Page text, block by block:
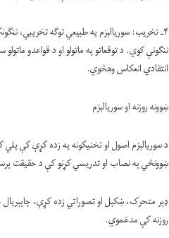
۴ـ تخریب: سوریالېزم په طبیعي توګه تخریبي،
ننګونې کوي. د توقعاتو په ماتولو او د قواعدو
انتقادي انعکاس وهڅوي.
ښوونه روزنه او سوریالېزم
د سوریالېزم اصول او تخنیکونه په زده کړې کې
ښوونځي په نصاب او تدریسي کړنو کې د حقیقت
ډېر متحرک، ښکېل او تصوراتي زده کړې،
روزنه کې مدغموي.